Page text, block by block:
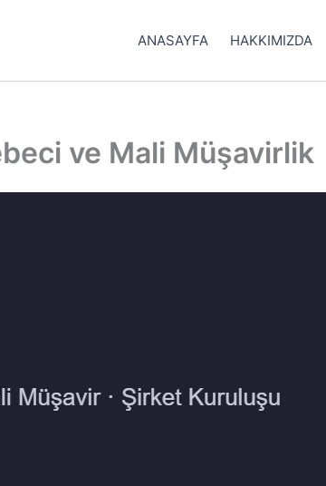
ANASAYFA HAKKIMIZDA
ve Mali Müşavirlik